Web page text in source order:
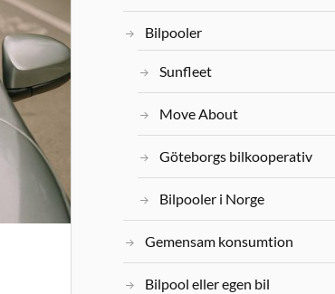
Bilpooler
Sunfleet
Move About
Göteborgs bilkooperativ
Bilpooler i Norge
Gemensam konsumtion
Bilpool eller egen bil